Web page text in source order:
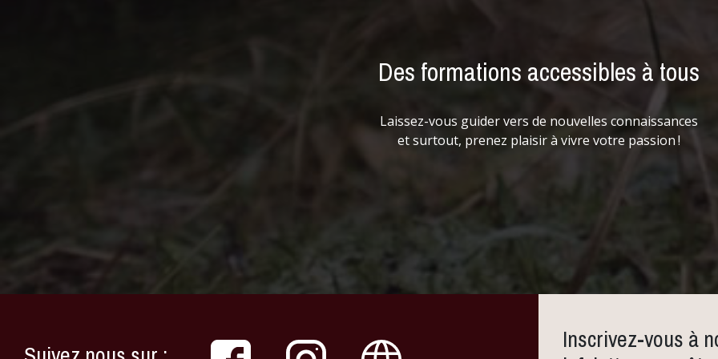
Des formations accessibles à tous
Laissez-vous guider vers de nouvelles connaissances
et surtout, prenez plaisir à vivre votre passion !
Inscrivez-vous à